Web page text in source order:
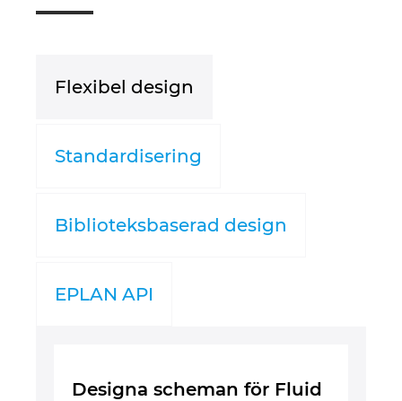
Flexibel design
Standardisering
Biblioteksbaserad design
EPLAN API
Designa scheman för Fluid
Japan
Malaysia
New Zealand